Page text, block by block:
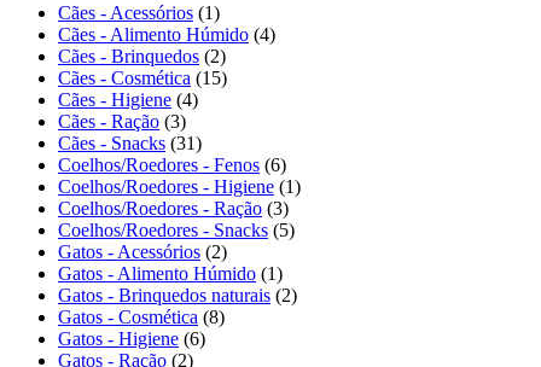
Cães - Acessórios (1)
Cães - Alimento Húmido (4)
Cães - Brinquedos (2)
Cães - Cosmética (15)
Cães - Higiene (4)
Cães - Ração (3)
Cães - Snacks (31)
Coelhos/Roedores - Fenos (6)
Coelhos/Roedores - Higiene (1)
Coelhos/Roedores - Ração (3)
Coelhos/Roedores - Snacks (5)
Gatos - Acessórios (2)
Gatos - Alimento Húmido (1)
Gatos - Brinquedos naturais (2)
Gatos - Cosmética (8)
Gatos - Higiene (6)
Gatos - Ração (2)